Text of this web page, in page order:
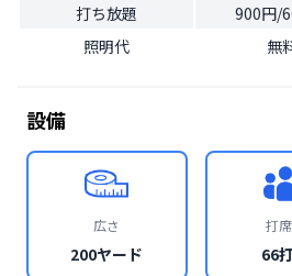
打ち放題
900円/
照明代
無
設備
広さ
200ヤード
打
66